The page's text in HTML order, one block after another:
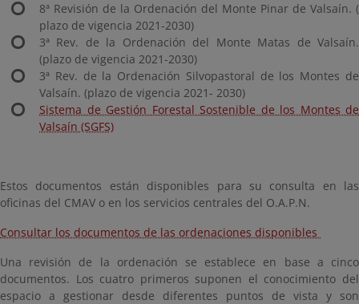
8ª Revisión de la Ordenación del Monte Pinar de Valsaín. (
plazo de vigencia 2021-2030)
3ª Rev. de la Ordenación del Monte Matas de Valsaín.
(plazo de vigencia 2021-2030)
3ª Rev. de la Ordenación Silvopastoral de los Montes de
Valsaín. (plazo de vigencia 2021- 2030)
Sistema de Gestión Forestal Sostenible de los Montes de
Valsaín (SGFS)
Estos documentos están disponibles para su consulta en las
oficinas del CMAV o en los servicios centrales del O.A.P.N.
Consultar los documentos de las ordenaciones disponibles
Una revisión de la ordenación se establece en base a cinco
documentos. Los cuatro primeros suponen el conocimiento del
espacio a gestionar desde diferentes puntos de vista y son